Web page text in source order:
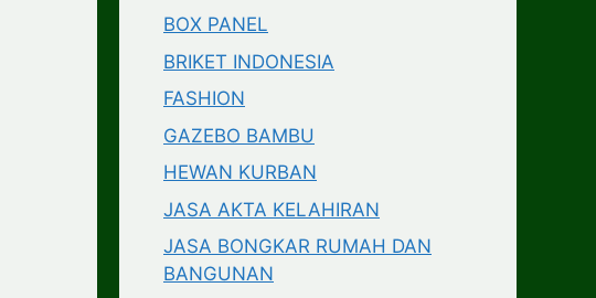
BOX PANEL
BRIKET INDONESIA
FASHION
GAZEBO BAMBU
HEWAN KURBAN
JASA AKTA KELAHIRAN
JASA BONGKAR RUMAH DAN
BANGUNAN